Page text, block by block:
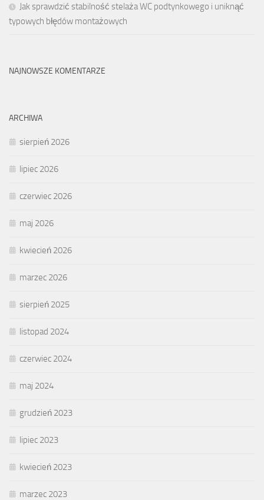
Jak sprawdzić stabilność stelaża WC podtynkowego i uniknąć
typowych błędów montażowych
NAJNOWSZE KOMENTARZE
ARCHIWA
sierpień 2026
lipiec 2026
czerwiec 2026
maj 2026
kwiecień 2026
marzec 2026
sierpień 2025
listopad 2024
czerwiec 2024
maj 2024
grudzień 2023
lipiec 2023
kwiecień 2023
marzec 2023